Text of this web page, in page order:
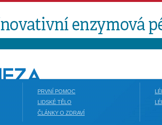
PRVNÍ POMOC
LIDSKÉ TĚLO
ČLÁNKY O ZDRAVÍ